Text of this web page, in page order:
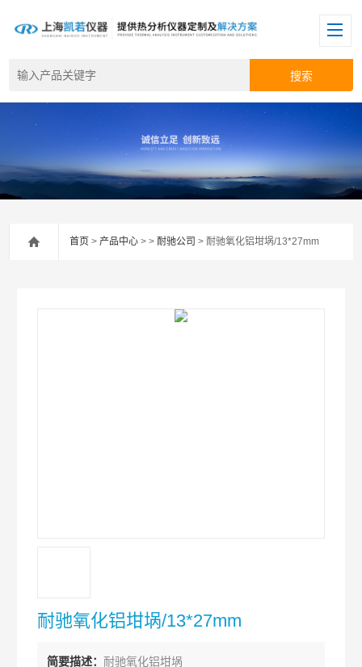
首页 >产品中心 > > 耐驰公司 > 耐驰氧化铝坩埚/13*27mm
耐驰氧化铝坩埚/13*27mm
简要描述：耐驰氧化铝坩埚